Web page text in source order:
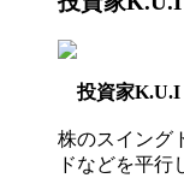
投資家K.U.I
株のスイング
ドなどを平行